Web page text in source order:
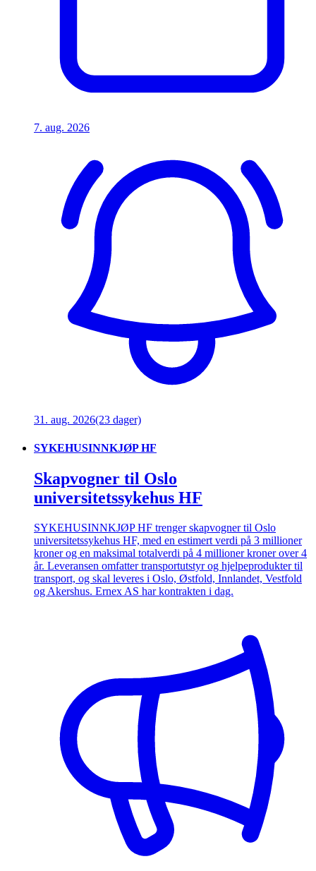
7. aug. 2026
31. aug. 2026(23 dager)
SYKEHUSINNKJØP HF
Skapvogner til Oslo
universitetssykehus HF
SYKEHUSINNKJØP HF trenger skapvogner til Oslo
universitetssykehus HF, med en estimert verdi på 3 millioner
kroner og en maksimal totalverdi på 4 millioner kroner over 4
år. Leveransen omfatter transportutstyr og hjelpeprodukter til
transport, og skal leveres i Oslo, Østfold, Innlandet, Vestfold
og Akershus. Ernex AS har kontrakten i dag.